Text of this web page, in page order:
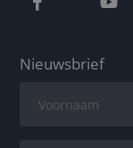
Nieuwsbrief